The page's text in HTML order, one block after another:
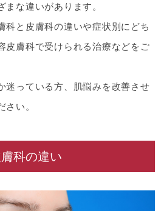
な違いがあります。
科と皮膚科の違いや症状別にどち
皮膚科で受けられる治療などをご
迷っている方、肌悩みを改善させ
さい。
科の違い